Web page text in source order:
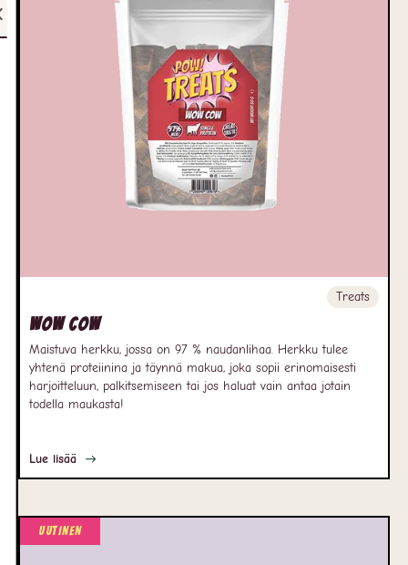
Treats
Wow Cow
Maistuva herkku, jossa on 97 % naudanlihaa. Herkku tulee
yhtenä proteiinina ja täynnä makua, joka sopii erinomaisesti
harjoitteluun, palkitsemiseen tai jos haluat vain antaa jotain
todella maukasta!
Lue lisää
Uutinen